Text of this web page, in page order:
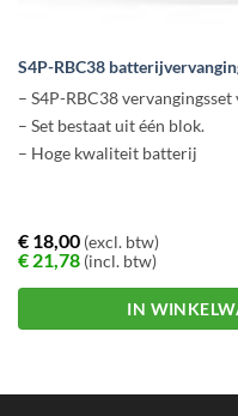
S4P-RBC38
– S4P-RBC38 vervangingsset
– Set bestaat uit één blok.
– Hoge kwaliteit batterij
€18,00(excl. btw)
€21,78(incl. btw)
IN